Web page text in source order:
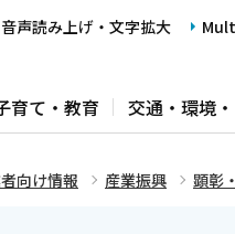
音声読み上げ・文字拡大
育て・教育 交通・環境
向け情報 産業振興 顕彰